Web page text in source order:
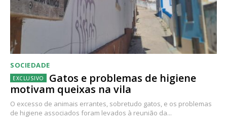
SOCIEDADE
Gatos e problemas de higiene
motivam queixas na vila
O excesso de animais errantes, sobretudo gatos, e os problemas
de higiene associados foram levados à reunião da...